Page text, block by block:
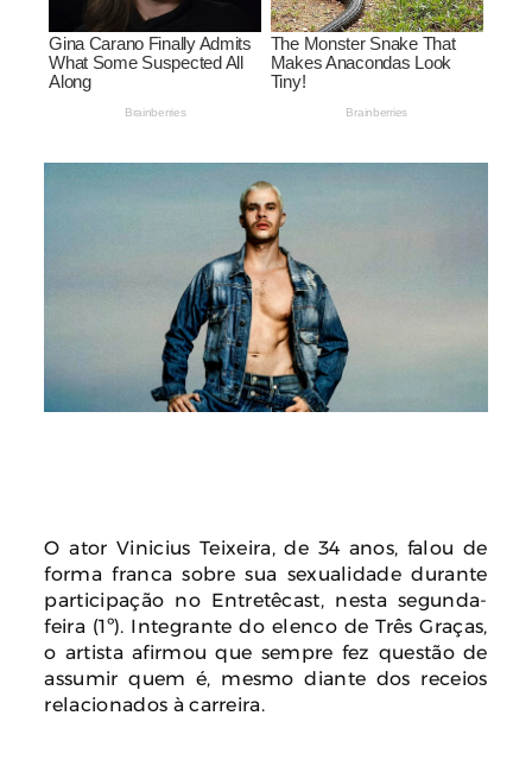
O ator Vinicius Teixeira, de 34 anos, falou de
forma franca sobre sua sexualidade durante
participação no Entretêcast, nesta segunda-
feira (1º). Integrante do elenco de Três Graças,
o artista afirmou que sempre fez questão de
assumir quem é, mesmo diante dos receios
relacionados à carreira.